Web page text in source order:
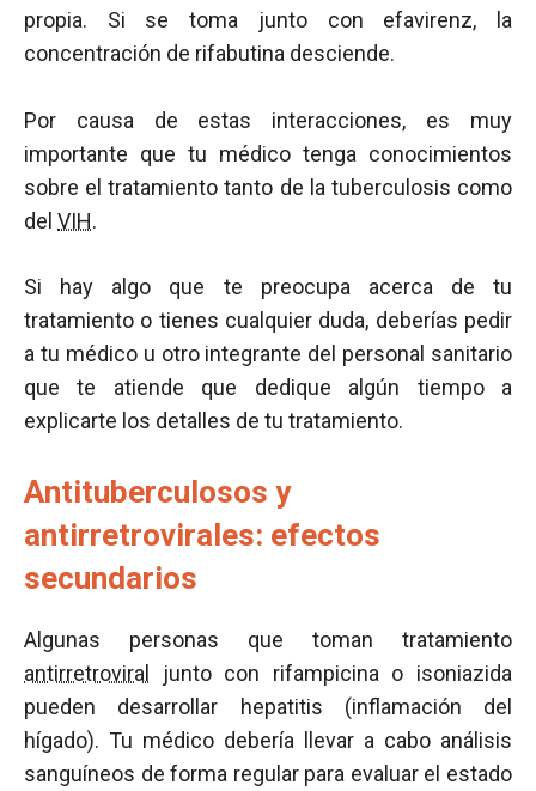
propia. Si se toma junto con efavirenz, la
concentración de rifabutina desciende.
Por causa de estas interacciones, es muy
importante que tu médico tenga conocimientos
sobre el tratamiento tanto de la tuberculosis como
del VIH.
Si hay algo que te preocupa acerca de tu
tratamiento o tienes cualquier duda, deberías pedir
a tu médico u otro integrante del personal sanitario
que te atiende que dedique algún tiempo a
explicarte los detalles de tu tratamiento.
Antituberculosos y
antirretrovirales: efectos
secundarios
Algunas personas que toman tratamiento
antirretroviral
junto con rifampicina o isoniazida
pueden desarrollar hepatitis (inflamación del
hígado). Tu médico debería llevar a cabo análisis
sanguíneos de forma regular para evaluar el estado